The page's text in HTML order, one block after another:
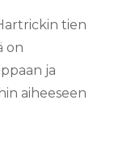
tien
on
ja
aiheeseen